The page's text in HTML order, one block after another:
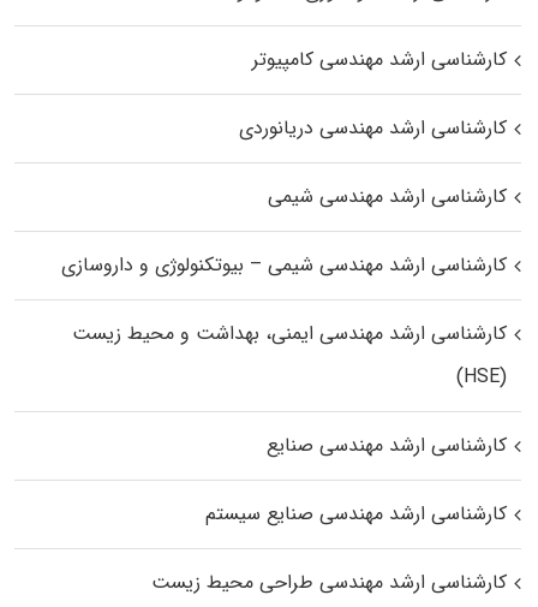
کارشناسی ارشد مهندسی کامپیوتر
کارشناسی ارشد مهندسی دریانوردی
کارشناسی ارشد مهندسی شیمی
کارشناسی ارشد مهندسی شیمی – بیوتکنولوژی و داروسازی
کارشناسی ارشد مهندسی ایمنی، بهداشت و محیط زیست
(HSE)
کارشناسی ارشد مهندسی صنایع
کارشناسی ارشد مهندسی صنایع سیستم
کارشناسی ارشد مهندسی طراحی محیط زیست